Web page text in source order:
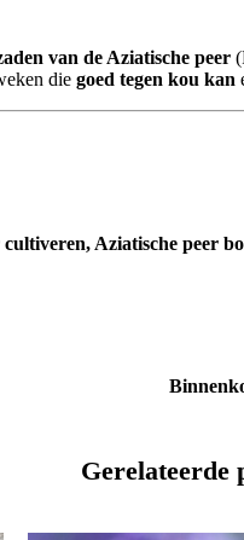
van de Aziatische peer
die goed tegen kou kan
Aziatische peer
Gerelateerde